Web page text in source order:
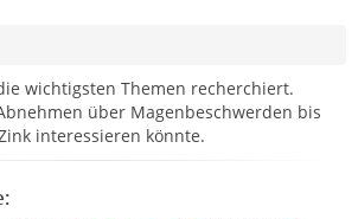
wichtigsten Themen recherchiert.
über Magenbeschwerden bis
interessieren könnte.